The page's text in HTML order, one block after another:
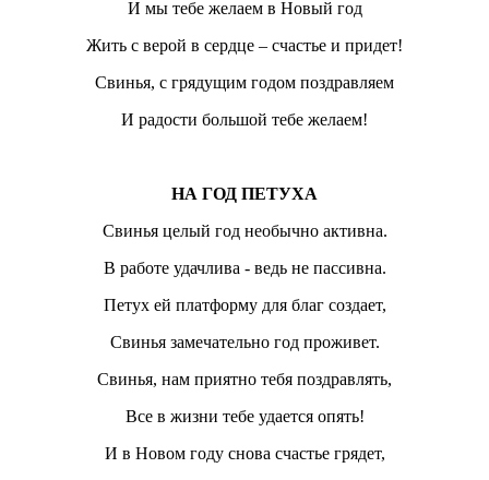
И мы тебе желаем в Новый год
Жить с верой в сердце – счастье и придет!
Свинья, с грядущим годом поздравляем
И радости большой тебе желаем!
НА ГОД ПЕТУХА
Свинья целый год необычно активна.
В работе удачлива - ведь не пассивна.
Петух ей платформу для благ создает,
Свинья замечательно год проживет.
Свинья, нам приятно тебя поздравлять,
Все в жизни тебе удается опять!
И в Новом году снова счастье грядет,